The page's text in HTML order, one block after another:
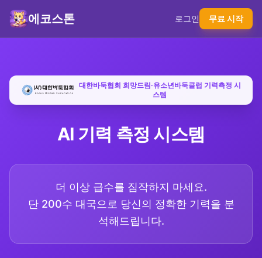
에코스톤 로그인 무료 시작
대한바둑협회 희망드림·유소년바둑클럽 기력측정 시
스템
AI 기력 측정 시스템
더 이상 급수를 짐작하지 마세요.
단 200수 대국으로 당신의 정확한 기력을 분
석해드립니다.